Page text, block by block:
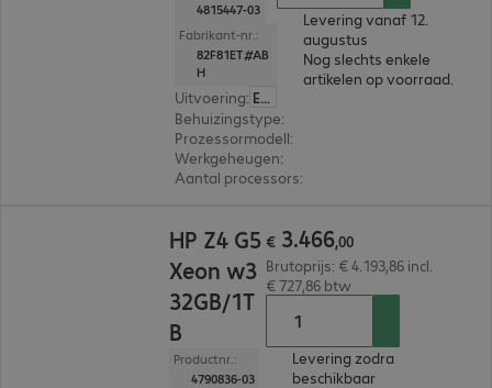
4815447-03
Fabrikant-nr.:
82F81ET#AB
H
Uitvoering: Europa
Behuizingstype:
Prozessormodell:
Werkgeheugen:
Aantal processors:
Levering vanaf 12.
augustus
Nog slechts enkele
artikelen op voorraad.
HP Z4 G5
Xeon w3
32GB/1T
B
Productnr.:
4790836-03
€ 3.466,00
Brutoprijs: € 4.193,86 incl.
€ 727,86 btw
Levering zodra
beschikbaar